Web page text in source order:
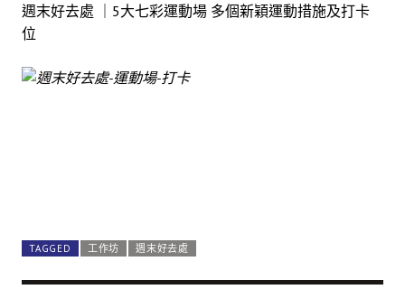
週末好去處 ｜5大七彩運動場 多個新穎運動措施及打卡
位
TAGGED 工作坊 週末好去處